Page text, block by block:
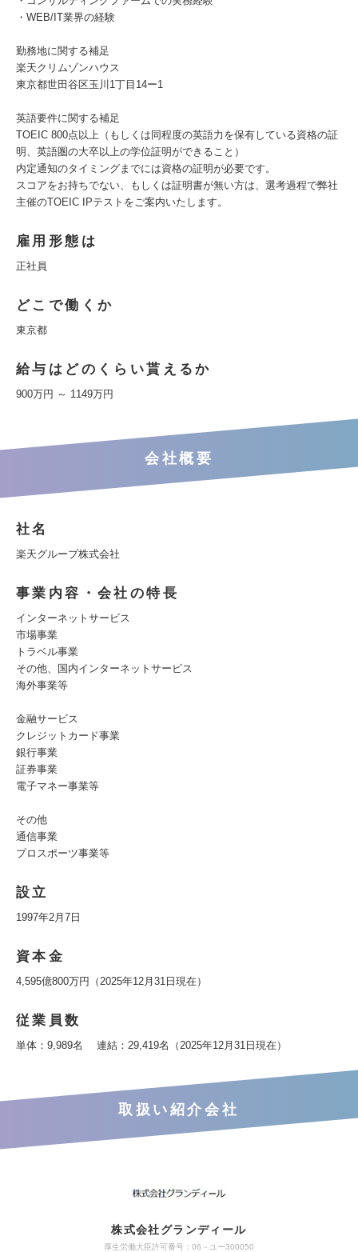
・WEB/IT業界の経験
勤務地に関する補足
楽天クリムゾンハウス
東京都世田谷区玉川1丁目14ー1
英語要件に関する補足
TOEIC 800点以上（もしくは同程度の英語力を保有している資格の証
明、英語圏の大卒以上の学位証明ができること）
内定通知のタイミングまでには資格の証明が必要です。
スコアをお持ちでない、もしくは証明書が無い方は、選考過程で弊社
主催のTOEIC IPテストをご案内いたします。
雇用形態は
正社員
どこで働くか
東京都
給与はどのくらい貰えるか
900万円 ～ 1149万円
会社概要
社名
楽天グループ株式会社
事業内容・会社の特長
インターネットサービス
市場事業
トラベル事業
その他、国内インターネットサービス
海外事業等
金融サービス
クレジットカード事業
銀行事業
証券事業
電子マネー事業等
その他
通信事業
プロスポーツ事業等
設立
1997年2月7日
資本金
4,595億800万円（2025年12月31日現在）
従業員数
単体：9,989名 連結：29,419名（2025年12月31日現在）
取扱い紹介会社
株式会社グランディール
厚生労働大臣許可番号：06－ユー300050